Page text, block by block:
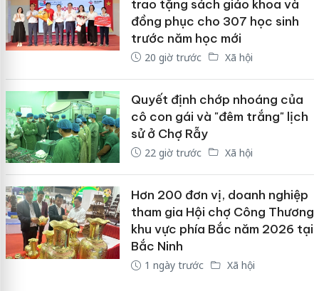
trao tặng sách giáo khoa và
đồng phục cho 307 học sinh
trước năm học mới
20 giờ trước Xã hội
Quyết định chớp nhoáng của
cô con gái và "đêm trắng" lịch
sử ở Chợ Rẫy
22 giờ trước Xã hội
Hơn 200 đơn vị, doanh nghiệp
tham gia Hội chợ Công Thương
khu vực phía Bắc năm 2026 tại
Bắc Ninh
1 ngày trước Xã hội